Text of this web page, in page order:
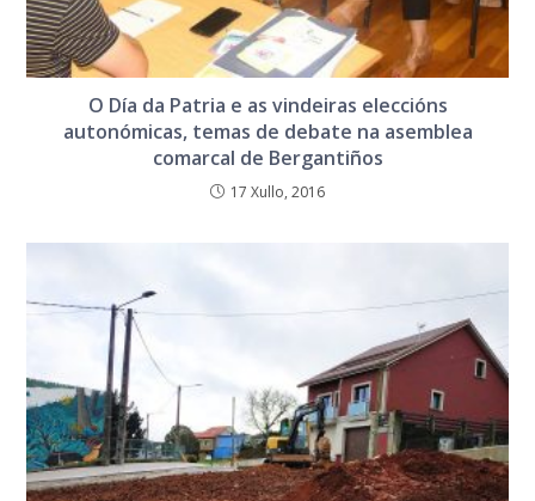
O Día da Patria e as vindeiras eleccións
autonómicas, temas de debate na asemblea
comarcal de Bergantiños
17 Xullo, 2016